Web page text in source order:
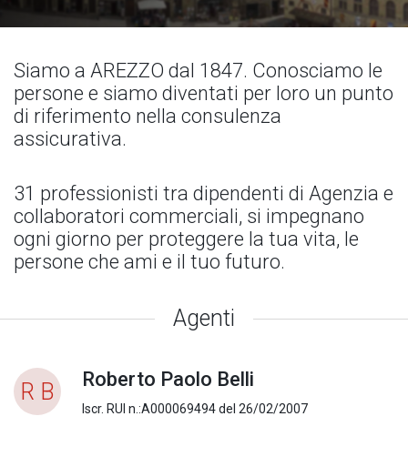
Siamo a AREZZO dal 1847. Conosciamo le
persone e siamo diventati per loro un punto
di riferimento nella consulenza
assicurativa.
31 professionisti tra dipendenti di Agenzia e
collaboratori commerciali, si impegnano
ogni giorno per proteggere la tua vita, le
persone che ami e il tuo futuro.
Agenti
R B Roberto Paolo Belli
Iscr. RUI n.:A000069494 del 26/02/2007